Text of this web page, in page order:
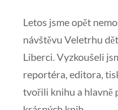
Letos jsme opět
návštěvu Veletrhu
Liberci. Vyzkoušeli
reportéra, editora,
tvořili knihu a hlavně